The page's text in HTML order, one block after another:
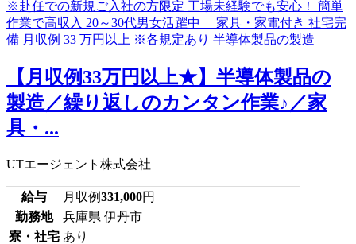
【月収例33万円以上★】半導体製品の
製造／繰り返しのカンタン作業♪／家
具・...
UTエージェント株式会社
給与 月収例331,000円
勤務地
兵庫県 伊丹市
寮・社宅 あり